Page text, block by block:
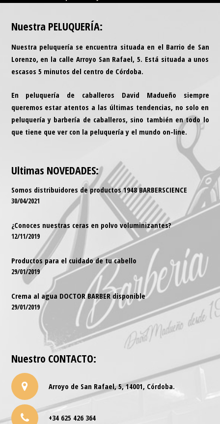
Nuestra PELUQUERÍA:
Nuestra peluquería se encuentra situada en el Barrio de San
Lorenzo, en la calle Arroyo San Rafael, 5. Está situada a unos
escasos 5 minutos del centro de Córdoba.
En peluquería de caballeros David Madueño siempre
queremos estar atentos a las últimas tendencias, no solo en
peluquería y barbería de caballeros, sino también en todo lo
que tiene que ver con la peluquería y el mundo on-line.
Ultimas NOVEDADES:
Somos distribuidores de productos 1948 BARBERSCIENCE
30/04/2021
¿Conoces nuestras ceras en polvo voluminizantes?
12/11/2019
Productos para el cuidado de tu cabello
29/01/2019
Crema al agua DOCTOR BARBER disponible
29/01/2019
Nuestro CONTACTO:
Arroyo de San Rafael, 5, 14001, Córdoba.
+34 625 426 364